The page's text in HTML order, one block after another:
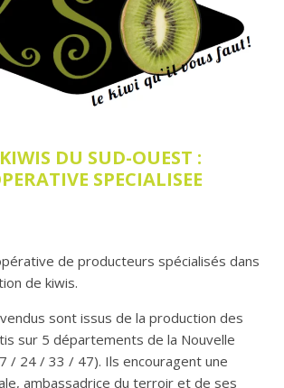
SPECIALISEE
de producteurs spécialisés dans
de kiwis.
sont issus de la production des
sur 5 départements de la Nouvelle
/ 24 / 33 / 47). Ils encouragent une
ambassadrice du terroir et de ses